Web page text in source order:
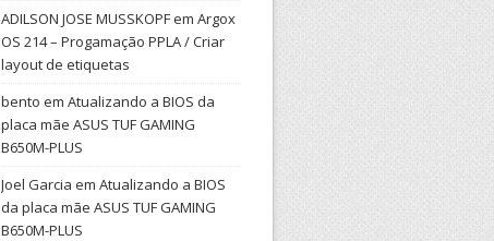
ADILSON JOSE MUSSKOPFem Argox
OS 214 – Progamação PPLA / Criar
layout de etiquetas
bento em Atualizando a BIOS da
placa mãe ASUS TUF GAMING
B650M-PLUS
Joel Garcia em Atualizando a BIOS
da placa mãe ASUS TUF GAMING
B650M-PLUS